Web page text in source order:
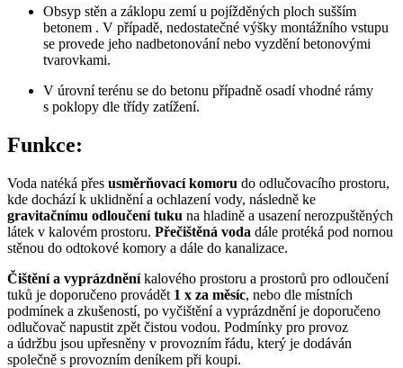
Obsyp stěn a záklopu zemí u pojížděných ploch sušším
betonem . V případě, nedostatečné výšky montážního vstupu
se provede jeho nadbetonování nebo vyzdění betonovými
tvarovkami.
V úrovní terénu se do betonu případně osadí vhodné rámy
s poklopy dle třídy zatížení.
Funkce:
Voda natéká přes usměrňovací komoru do odlučovacího prostoru,
kde dochází k uklidnění a ochlazení vody, následně ke
gravitačnímu odloučení tuku na hladině a usazení nerozpuštěných
látek v kalovém prostoru. Přečištěná voda dále protéká pod nornou
stěnou do odtokové komory a dále do kanalizace.
Čištění a vyprázdněníkalového prostoru a prostorů pro odloučení
tuků je doporučeno provádět 1 x za měsíc, nebo dle místních
podmínek a zkušeností, po vyčištění a vyprázdnění je doporučeno
odlučovač napustit zpět čistou vodou. Podmínky pro provoz
a údržbu jsou upřesněny v provozním řádu, který je dodáván
společně s provozním deníkem při koupi.